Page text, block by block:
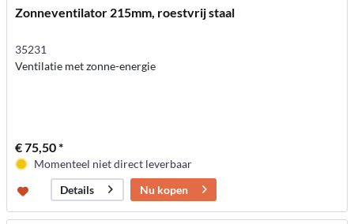
Zonneventilator 215mm, roestvrij staal
35231
Ventilatie met zonne-energie
€ 75,50 *
Momenteel niet direct leverbaar
Details
Nu kopen